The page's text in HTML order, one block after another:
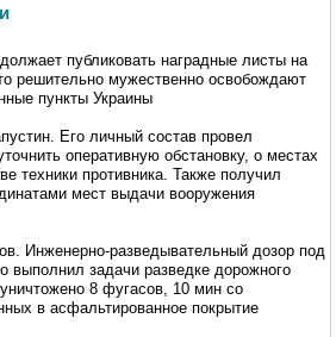
публиковать наградные листы на
решительно мужественно освобождают
пункты Украины
Его личный состав провел
оперативную обстановку, о местах
техники противника. Также получил
мест выдачи вооружения
Инженерно-разведывательный дозор под
выполнил задачи разведке дорожного
8 фугасов, 10 мин со
в асфальтированное покрытие